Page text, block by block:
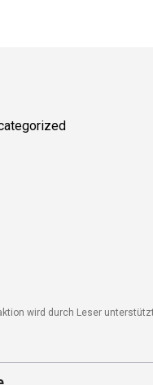
wird durch Leser